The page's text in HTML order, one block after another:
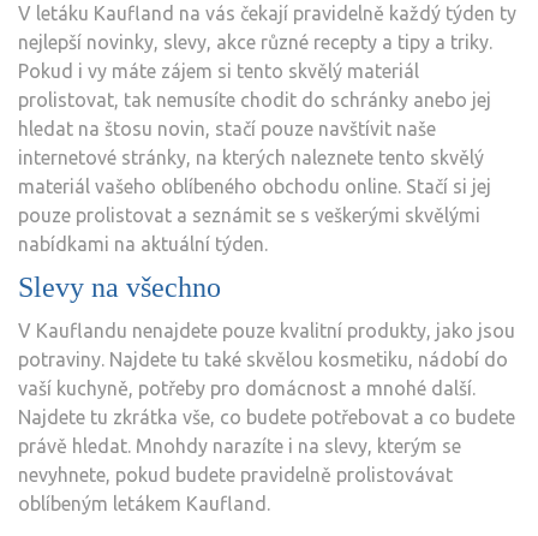
slevy
a
akce
V letáku Kaufland na vás čekají pravidelně každý týden ty
nejlepší novinky, slevy, akce různé recepty a tipy a triky.
Pokud i vy máte zájem si tento skvělý materiál
prolistovat, tak nemusíte chodit do schránky anebo jej
hledat na štosu novin, stačí pouze navštívit naše
internetové stránky, na kterých naleznete tento skvělý
materiál vašeho oblíbeného obchodu online. Stačí si jej
pouze prolistovat a seznámit se s veškerými skvělými
nabídkami na aktuální týden.
Slevy na všechno
V Kauflandu nenajdete pouze kvalitní produkty, jako jsou
potraviny. Najdete tu také skvělou kosmetiku, nádobí do
vaší kuchyně, potřeby pro domácnost a mnohé další.
Najdete tu zkrátka vše, co budete potřebovat a co budete
právě hledat. Mnohdy narazíte i na slevy, kterým se
nevyhnete, pokud budete pravidelně prolistovávat
oblíbeným letákem Kaufland.